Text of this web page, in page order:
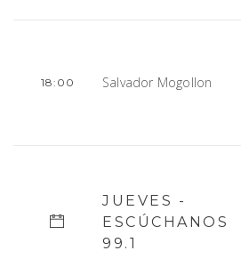
18:00 Salvador Mogollon
JUEVES -
ESCÚCHANOS
99.1